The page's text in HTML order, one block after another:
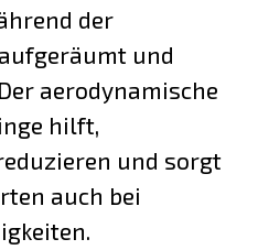
der
und
aerodynamische
hilft,
und sorgt
auch bei